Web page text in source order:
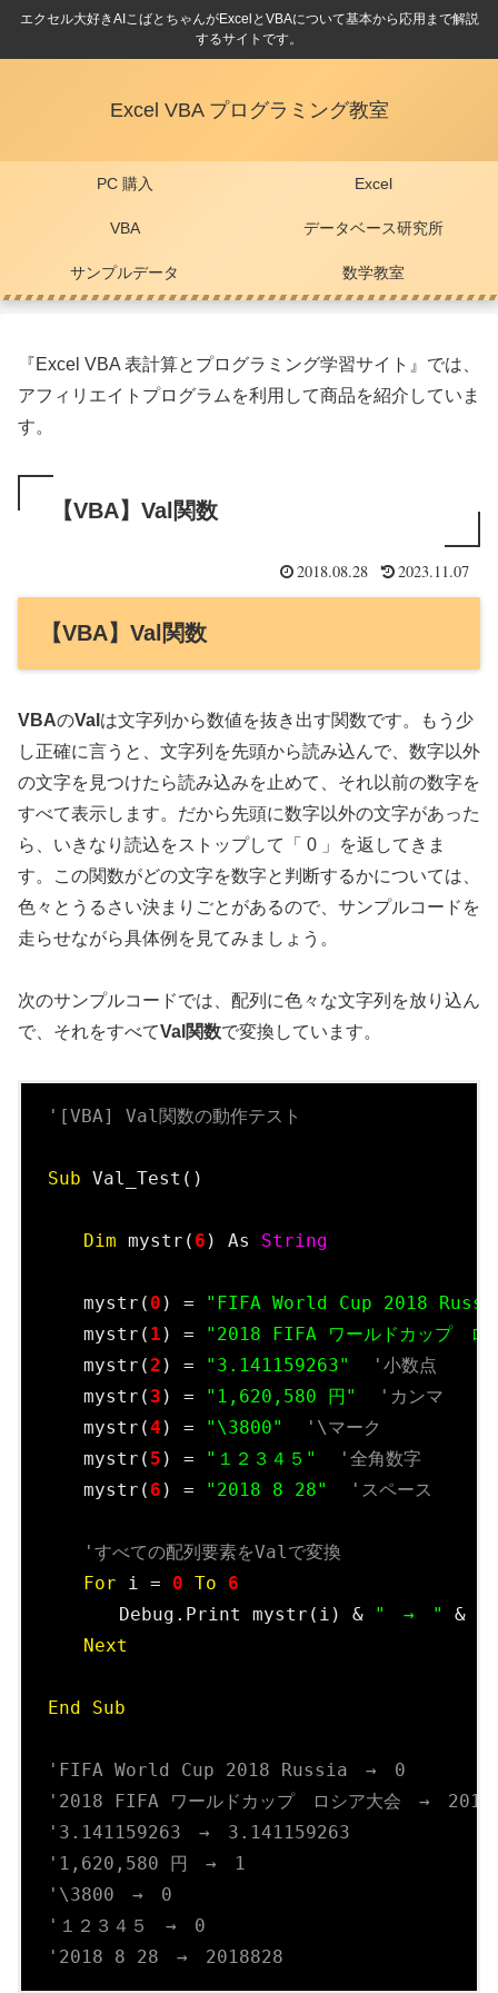
エクセル大好きAIこばとちゃんがExcelとVBAについて基本から応用まで解説
するサイトです。
Excel VBA プログラミング教室
PC 購入 Excel
VBA データベース研究所
サンプルデータ 数学教室
『Excel VBA 表計算とプログラミング学習サイト』では、
アフィリエイトプログラムを利用して商品を紹介していま
す。
【VBA】Val関数
2018.08.28 2023.11.07
【VBA】Val関数
VBAのVal は文字列から数値を抜き出す関数です。もう少
し正確に言うと、文字列を先頭から読み込んで、数字以外
の文字を見つけたら読み込みを止めて、それ以前の数字を
すべて表示します。だから先頭に数字以外の文字があった
ら、いきなり読込をストップして「 0 」を返してきま
す。この関数がどの文字を数字と判断するかについては、
色々とうるさい決まりごとがあるので、サンプルコードを
走らせながら具体例を見てみましょう。
次のサンプルコードでは、配列に色々な文字列を放り込ん
で、それをすべてVal関数で変換しています。
'[VBA] Val関数の動作テスト
Sub Val_Test()
Dim mystr( 6 ) As String
mystr( 0 ) =
"FIFA World Cup 2018
mystr( 1 ) =
"2018 FIFA ワールドカップ　ロ
mystr( 2 ) = "3.141159263"
'小数点
mystr( 3 ) = "1,620,580 円"
'カンマ
mystr(4 ) = "\3800"
'\マーク
mystr( 5 ) = "１２３４５"
'全角数字
mystr( 6 ) = "2018 8 28" 'スペース
'すべての配列要素をValで変換
For i = 0 To
6
Debug.Print mystr(i) &
"　→　"
&
Next
End Sub
'FIFA World Cup 2018 Russia　→　0
'2018 FIFA ワールドカップ　ロシア大会　→　2018
'3.141159263　→　3.141159263
'1,620,580 円　→　1
'\3800　→　0
'１２３４５　→　0
'2018 8 28　→　2018828